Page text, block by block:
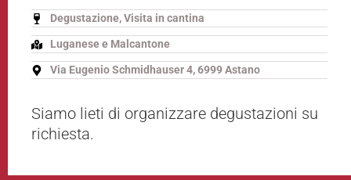
Degustazione, Visita in cantina
Luganese e Malcantone
Via Eugenio Schmidhauser 4, 6999 Astano
Siamo lieti di organizzare degustazioni su
richiesta.